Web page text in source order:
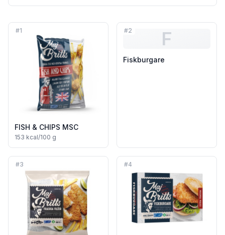
#1
FISH & CHIPS MSC
153 kcal/100 g
#2 F
Fiskburgare
#3 #4